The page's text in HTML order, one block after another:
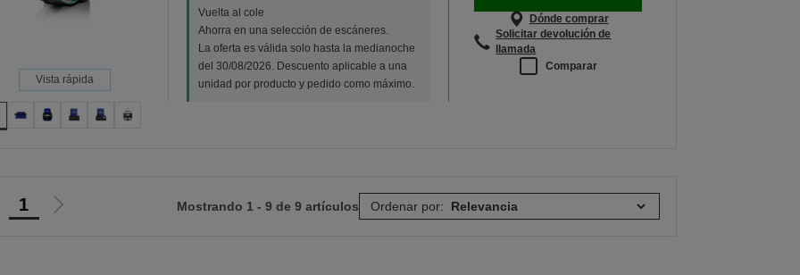
Vista rápida
Vuelta al cole
Ahorra en una selección de escáneres.
La oferta es válida solo hasta la medianoche
del 30/08/2026. Descuento aplicable a una
unidad por producto y pedido como máximo.
Dónde comprar
Solicitar devolución de
llamada
Comparar
1
Ir
Mostrando 1 - 9 de 9 artículos Ordenar por: